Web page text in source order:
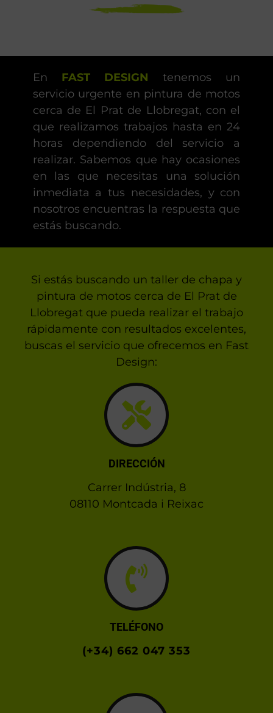
En FAST DESIGN tenemos un
servicio urgente en pintura de motos
cerca de El Prat de Llobregat, con el
que realizamos trabajos hasta en 24
horas dependiendo del servicio a
realizar. Sabemos que hay ocasiones
en las que necesitas una solución
inmediata a tus necesidades, y con
nosotros encuentras la respuesta que
estás buscando.
Si estás buscando un taller de chapa y
pintura de motos cerca de El Prat de
Llobregat que pueda realizar el trabajo
rápidamente con resultados excelentes,
buscas el servicio que ofrecemos en Fast
Design:
DIRECCIÓN
Carrer Indústria, 8
08110 Montcada i Reixac
TELÉFONO
(+34) 662 047 353